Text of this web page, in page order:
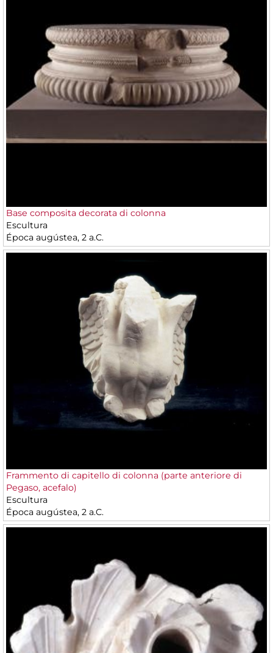
Base composita decorata di colonna
Escultura
Época augústea, 2 a.C.
Frammento di capitello di colonna (parte anteriore di
Pegaso, acefalo)
Escultura
Época augústea, 2 a.C.